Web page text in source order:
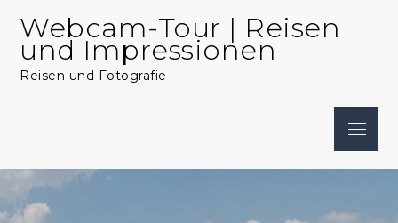
content
Webcam-Tour | Reisen
und Impressionen
Reisen und Fotografie
Menu